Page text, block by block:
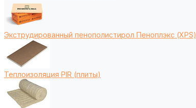
Экструдированный пенополистирол Пеноплэкс (XPS)
Теплоизоляция PIR (плиты)